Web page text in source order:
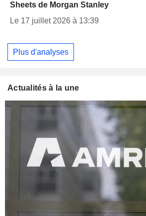
Sheets de Morgan Stanley
Le 17 juillet 2026 à 13:39
Plus d'analyses
Actualités à la une